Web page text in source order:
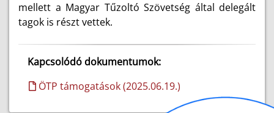
mellett a Magyar Tűzoltó Szövetség által delegált
tagok is részt vettek.
Kapcsolódó dokumentumok:
ÖTP támogatások (2025.06.19.)